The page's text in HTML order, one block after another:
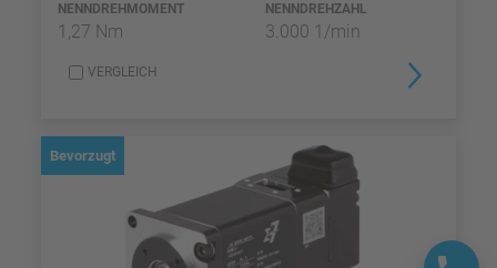
NENNDREHMOMENT
1,27 Nm
NENNDREHZAHL
3.000 1/min
VERGLEICH
Bevorzugt